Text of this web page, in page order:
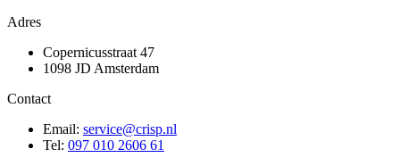
Adres
Copernicusstraat 47
1098 JD Amsterdam
Contact
Email: service@crisp.nl
Tel: 097 010 2606 61